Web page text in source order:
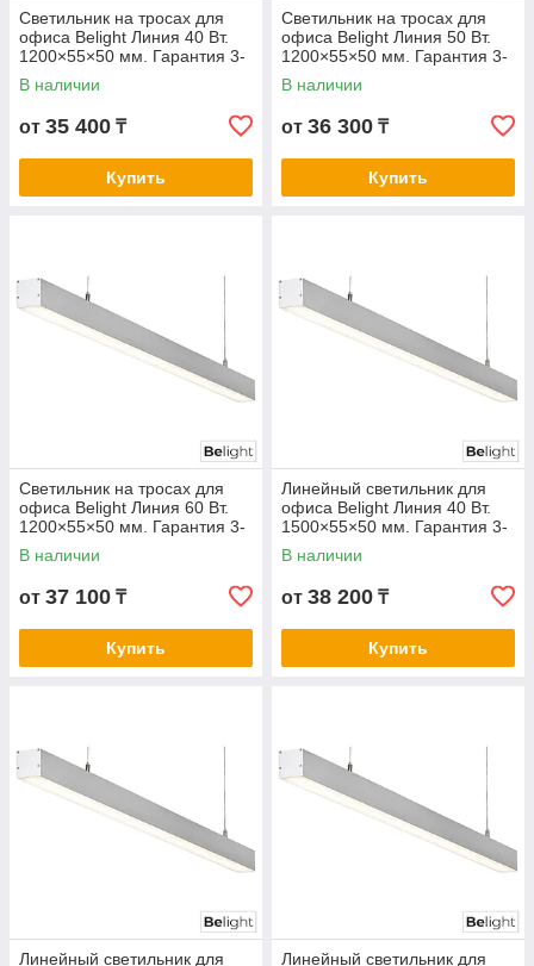
Светильник на тросах для
офиса Belight Линия 40 Вт.
1200×55×50 мм. Гарантия 3-
5 лет. Сертификат СТ КЗ.
Любой цвет корпуса
В наличии
от 35 400 ₸
Купить
Светильник на тросах для
офиса Belight Линия 50 Вт.
1200×55×50 мм. Гарантия 3-
5 лет. Сертификат СТ КЗ.
Любой цвет корпуса
В наличии
от 36 300 ₸
Купить
Светильник на тросах для
офиса Belight Линия 60 Вт.
1200×55×50 мм. Гарантия 3-
5 лет. Сертификат СТ КЗ.
Любой цвет корпуса
В наличии
от 37 100 ₸
Купить
Линейный светильник для
офиса Belight Линия 40 Вт.
1500×55×50 мм. Гарантия 3-
5 лет. Сертификат СТ КЗ.
Любой цвет корпуса
В наличии
от 38 200 ₸
Купить
Линейный светильник для Линейный светильник для